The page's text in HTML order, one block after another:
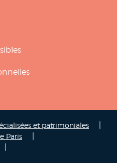
et patrimoniales
Paris